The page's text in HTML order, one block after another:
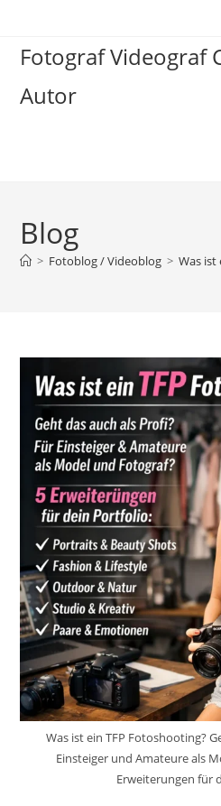
springen
Fotograf Videograf
Autor
Blog
> Fotoblog / Videoblog > Was
Was ist ein TFP Fotoshooting?
Einsteiger und Amateure als
Erweiterungen für